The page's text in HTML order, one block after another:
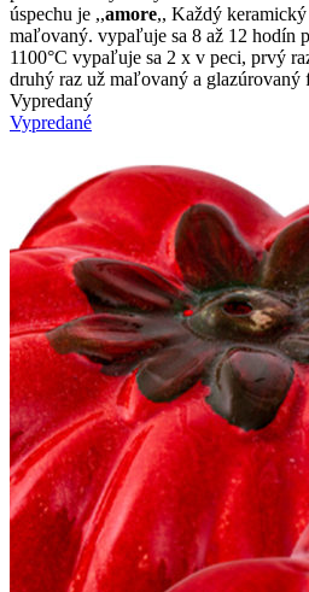
úspechu je ,,amore,, Každý
maľovaný. vypaľuje sa 8 až 12 hodín
1100°C vypaľuje sa 2 x v peci, prvý
druhý raz už maľovaný a glazúrovaný
Vypredaný
Vypredané